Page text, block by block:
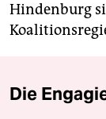
Hindenburg
Die